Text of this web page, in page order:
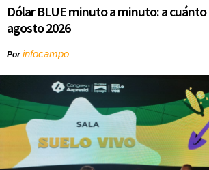
Dólar BLUE minuto a minuto: a
agosto 2026
Porinfocampo